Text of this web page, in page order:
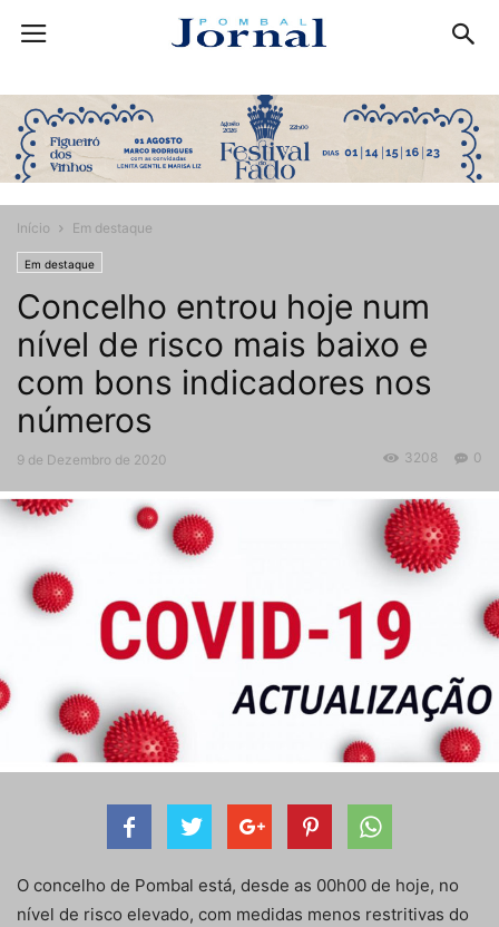
Início Em destaque
Em destaque
Concelho entrou hoje num
nível de risco mais baixo e
com bons indicadores nos
números
9 de Dezembro de 2020 0
3208
O concelho de Pombal está, desde as 00h00 de hoje, no
nível de risco elevado, com medidas menos restritivas do